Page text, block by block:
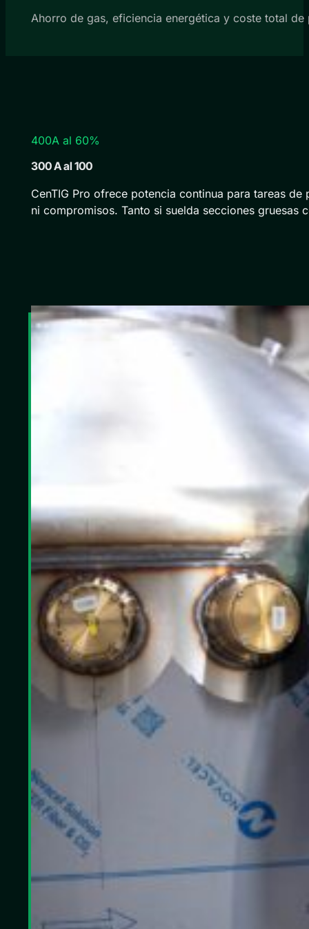
Ahorro de gas, eficiencia energética y coste total
400A al 60%
300 A al 100
CenTIG Pro ofrece potencia continua para tareas
ni compromisos. Tanto si suelda secciones